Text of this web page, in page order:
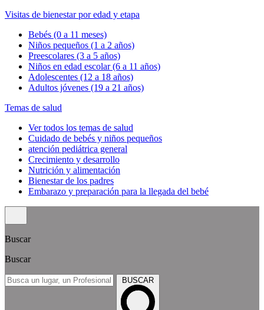
Visitas de bienestar por edad y etapa
Bebés (0 a 11 meses)
Niños pequeños (1 a 2 años)
Preescolares (3 a 5 años)
Niños en edad escolar (6 a 11 años)
Adolescentes (12 a 18 años)
Adultos jóvenes (19 a 21 años)
Temas de salud
Ver todos los temas de salud
Cuidado de bebés y niños pequeños
atención pediátrica general
Crecimiento y desarrollo
Nutrición y alimentación
Bienestar de los padres
Embarazo y preparación para la llegada del bebé
Buscar
Buscar
BUSCAR